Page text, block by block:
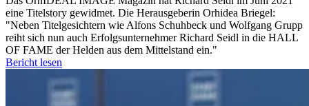
eine Titelstory gewidmet. Die Herausgeberin Orhidea Briegel:
"Neben Titelgesichtern wie Alfons Schuhbeck und Wolfgang Grupp
reiht sich nun auch Erfolgsunternehmer Richard Seidl in die HALL
OF FAME der Helden aus dem Mittelstand ein."
Bericht lesen